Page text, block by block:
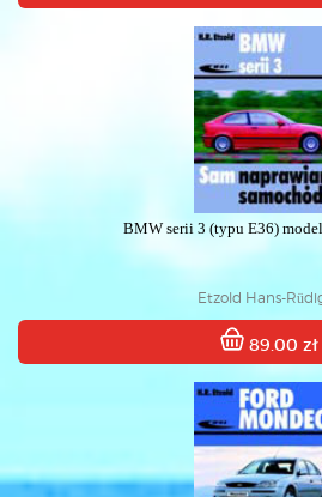
BMW serii 3 (typu E36)
Etzold Hans-
89.00 zł